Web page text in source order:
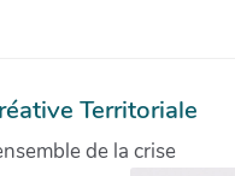
Territoriale
de la crise